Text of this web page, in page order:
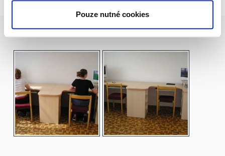
Pouze nutné cookies